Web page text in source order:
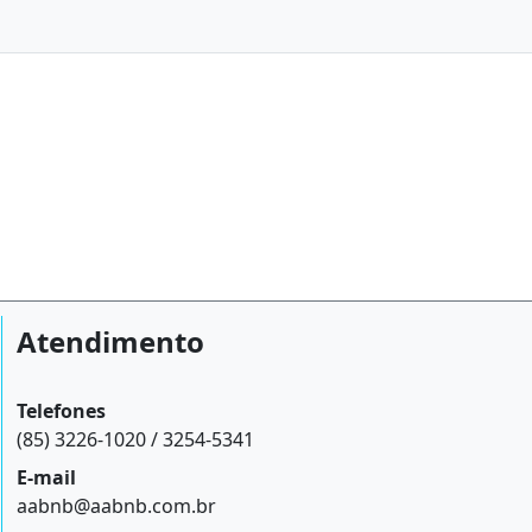
Atendimento
Telefones
(85) 3226-1020 / 3254-5341
E-mail
aabnb@aabnb.com.br